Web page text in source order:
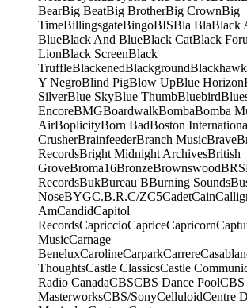
BearBig BeatBig BrotherBig CrownBig
TimeBillingsgateBingoBISBla BlaBlack
BlueBlack And BlueBlack CatBlack
LionBlack ScreenBlack
TruffleBlackenedBlackgroundBlackhawk
Y NegroBlind PigBlow UpBlue Horizon
SilverBlue SkyBlue ThumbBluebird
EncoreBMGBoardwalkBombaBomba
AirBoplicityBorn BadBoston
CrusherBrainfeederBranch MusicBrave
RecordsBright Midnight ArchivesBritish
GroveBroma16BronzeBrownswoodBRS
RecordsBukBureau BBurning Sounds
NoseBYGC.B.R.C/ZC5CadetCain
AmCandidCapitol
RecordsCapriccioCapriceCapricorn
MusicCarnage
BeneluxCarolineCarparkCarrere
ThoughtsCastle ClassicsCastle
Radio CanadaCBSCBS Dance PoolCBS
MasterworksCBS/SonyCelluloidCentre